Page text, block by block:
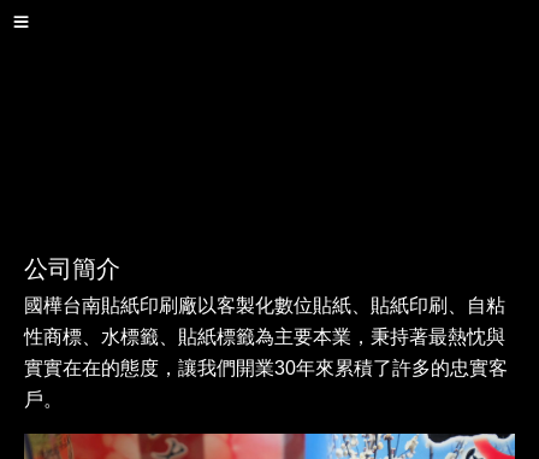
公司簡介
國樺台南貼紙印刷廠以客製化數位貼紙、貼紙印刷、自粘
性商標、水標籤、貼紙標籤為主要本業，秉持著最熱忱與
實實在在的態度，讓我們開業30年來累積了許多的忠實客
戶。